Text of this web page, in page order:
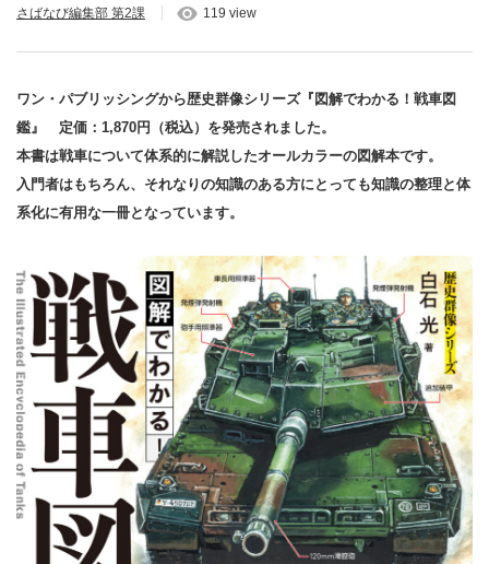
さばなび編集部 第2課 119 view
ワン・パブリッシングから歴史群像シリーズ『図解でわかる！戦車図
鑑』 定価：1,870円（税込）を発売されました。
本書は戦車について体系的に解説したオールカラーの図解本です。
入門者はもちろん、それなりの知識のある方にとっても知識の整理と体
系化に有用な一冊となっています。